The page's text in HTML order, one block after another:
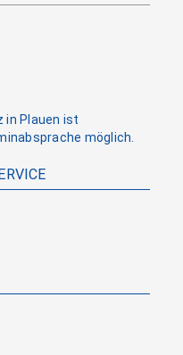
in Plauen ist
möglich.